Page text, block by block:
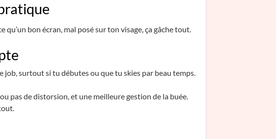
bon écran, mal posé sur ton visage, ça gâche tout.
job, surtout si tu débutes ou que tu skies par beau temps.
pas de distorsion, et une meilleure gestion de la buée.